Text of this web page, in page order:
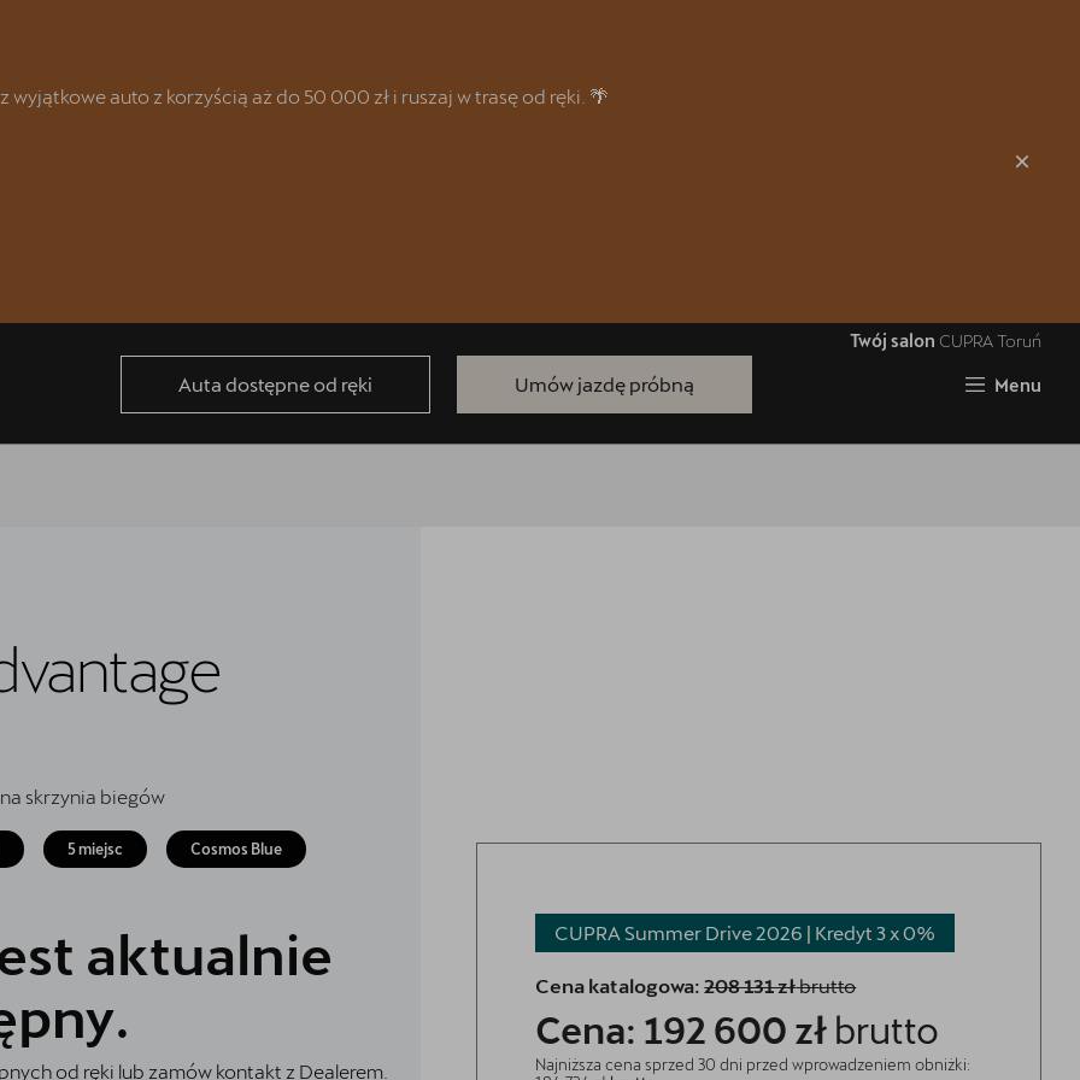
wyjątkowe auto z korzyścią aż do 50 000 zł i ruszaj w trasę od ręki. 🌴
Twój salon CUPRA Toruń
Auta dostępne od ręki Umów jazdę próbną Menu
CUPRA
Bezpłatna jazda próbna
Przetestuj model z wybranym silnikiem
skrzynia biegów
5 miejsc Cosmos Blue
aktualnie
od ręki lub zamów kontakt z Dealerem.
CUPRA Summer Drive 2026 | Kredyt 3 x0%
Cena katalogowa: 208 131 złbrutto
Cena: 192 600 zł brutto
Najniższa cena sprzed 30 dni przed wprowadzeniem obniżki: